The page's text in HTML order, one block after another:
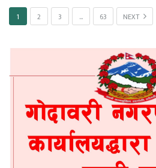
1 2 3 … 63 NEXT